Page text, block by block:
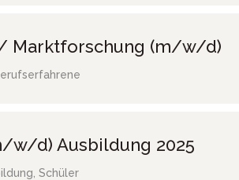
Marktforschung (m/w/d)
w/d) Ausbildung 2025
Schüler